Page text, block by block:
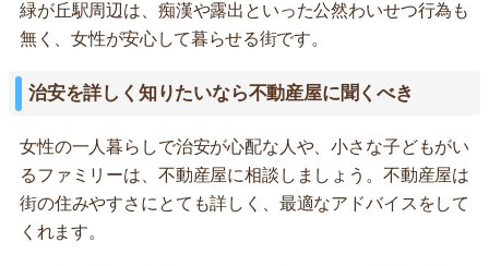
緑が丘駅周辺は、痴漢や露出といった公然わいせつ行為も
無く、女性が安心して暮らせる街です。
治安を詳しく知りたいなら不動産屋に聞くべき
女性の一人暮らしで治安が心配な人や、小さな子どもがい
るファミリーは、不動産屋に相談しましょう。不動産屋は
街の住みやすさにとても詳しく、最適なアドバイスをして
くれます。